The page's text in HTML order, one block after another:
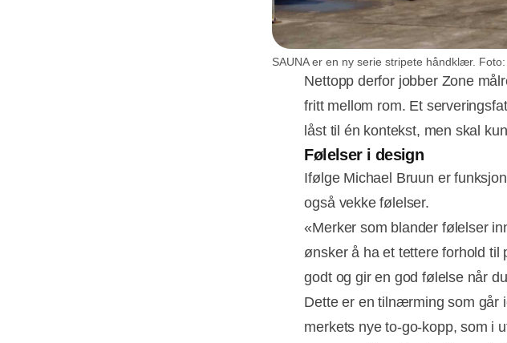
SAUNA er en ny serie stripete håndklær.
Nettopp derfor jobber Zone
fritt mellom rom. Et
låst til én kontekst, men skal
Følelser i design
Ifølge Michael Bruun er
også vekke følelser.
«Merker som blander følelser
ønsker å ha et tettere forhold til
godt og gir en god følelse når
Dette er en tilnærming som går
merkets nye to-go-kopp, som i